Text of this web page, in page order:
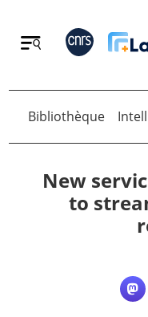
Retour
Bibliothèque
New
to